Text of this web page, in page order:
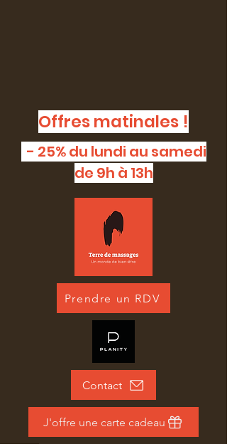
Contact
J'offre une carte cadeau
Offres matinales !
- 25% du lundi au samedi
de 9h à 13h
Prendre un RDV